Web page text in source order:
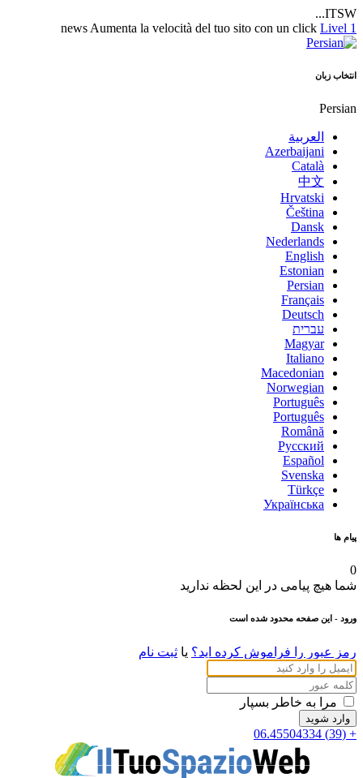
ITSW...
news Aumenta la velocità del tuo sito con un click Livel 1
انتخاب زبان
Persian
العربية
Azerbaijani
Català
中文
Hrvatski
Čeština
Dansk
Nederlands
English
Estonian
Persian
Français
Deutsch
עברית
Magyar
Italiano
Macedonian
Norwegian
Português
Português
Română
Русский
Español
Svenska
Türkçe
Українська
پیام ها
0
شما هیچ پیامی در این لحظه ندارید
ورود - این صفحه محدود شده است
رمز عبور را فراموش کرده اید؟ یا ثبت نام
مرا به خاطر بسپار
+ (39) 06.45504334